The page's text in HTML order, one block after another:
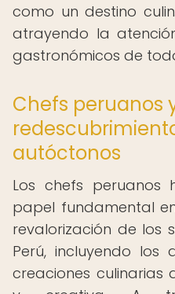
como un destino
atrayendo la
gastronómicos de
Chefs peruanos
autóctonos
Los chefs peruanos
papel fundamental
revalorización de los
Perú, incluyendo
creaciones culinarias